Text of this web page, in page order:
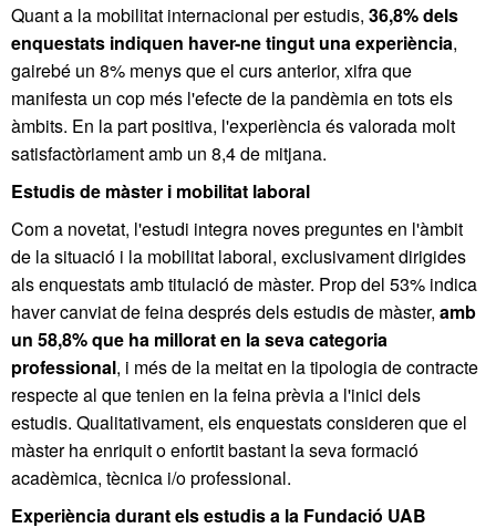
Quant a la mobilitat internacional per estudis, 36,8% dels
enquestats indiquen haver-ne tingut una experiència,
gairebé un 8% menys que el curs anterior, xifra que
manifesta un cop més l'efecte de la pandèmia en tots els
àmbits. En la part positiva, l'experiència és valorada molt
satisfactòriament amb un 8,4 de mitjana.
Estudis de màster i mobilitat laboral
Com a novetat, l'estudi integra noves preguntes en l'àmbit
de la situació i la mobilitat laboral, exclusivament dirigides
als enquestats amb titulació de màster. Prop del 53% indica
haver canviat de feina després dels estudis de màster, amb
un 58,8% que ha millorat en la seva categoria
professional, i més de la meitat en la tipologia de contracte
respecte al que tenien en la feina prèvia a l'inici dels
estudis. Qualitativament, els enquestats consideren que el
màster ha enriquit o enfortit bastant la seva formació
acadèmica, tècnica i/o professional.
Experiència durant els estudis a la Fundació UAB